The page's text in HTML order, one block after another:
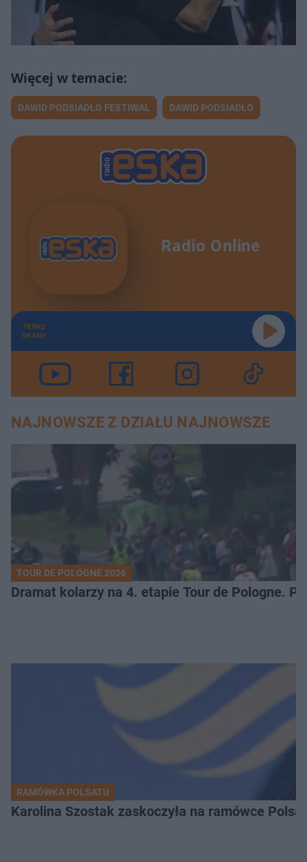
DAWID PODSIADŁO FESTIWAL DAWID PODSIADŁO
Radio Online
TERAZ
GRAMY
NAJNOWSZE Z DZIAŁU NAJNOWSZE
TOUR DE POLOGNE 2026
Dramat kolarzy na 4. etapie Tour de Pologne.
RAMÓWKA POLSATU
Karolina Szostak zaskoczyła na ramówce